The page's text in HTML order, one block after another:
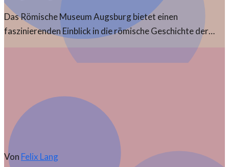
Das Römische Museum Augsburg bietet einen
faszinierenden Einblick in die römische Geschichte der
Stadt. Entdecken Sie die bedeutenden Artefakte und
deren kulturelle Relevanz.
Von Felix Lang